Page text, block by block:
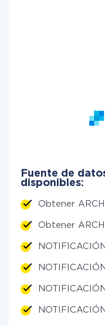
Fuente de
disponibles:
Obtener
Obtener